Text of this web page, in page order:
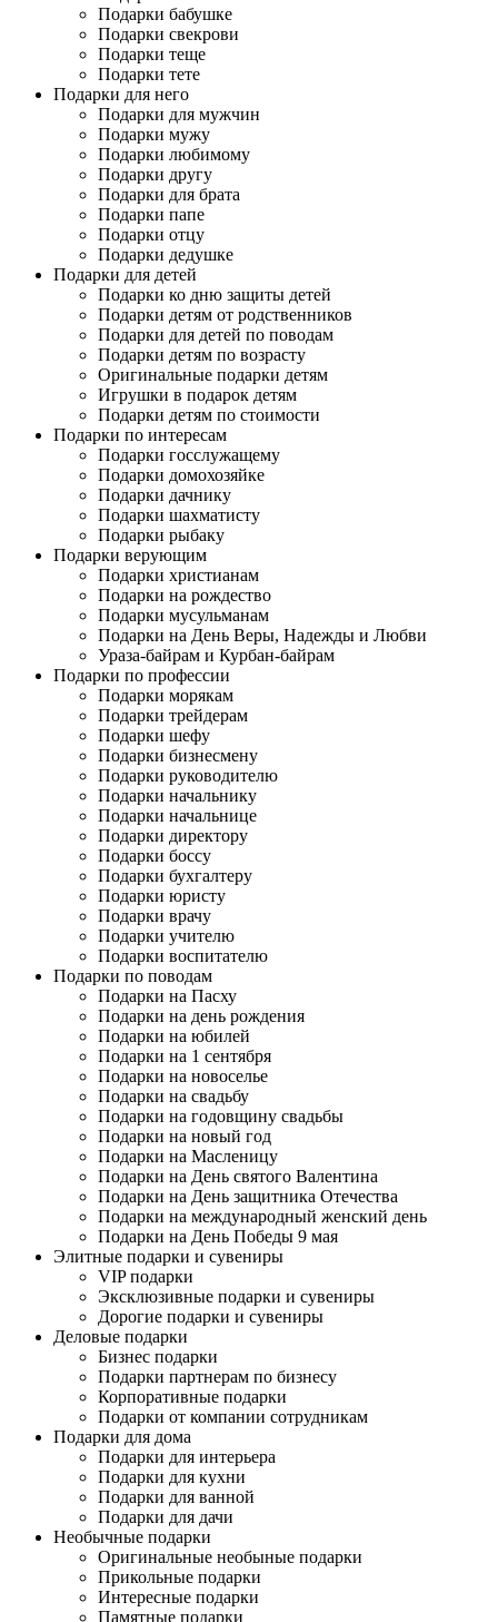
Подарки бабушке
Подарки свекрови
Подарки теще
Подарки тете
Подарки для него
Подарки для мужчин
Подарки мужу
Подарки любимому
Подарки другу
Подарки для брата
Подарки папе
Подарки отцу
Подарки дедушке
Подарки для детей
Подарки ко дню защиты детей
Подарки детям от родственников
Подарки для детей по поводам
Подарки детям по возрасту
Оригинальные подарки детям
Игрушки в подарок детям
Подарки детям по стоимости
Подарки по интересам
Подарки госслужащему
Подарки домохозяйке
Подарки дачнику
Подарки шахматисту
Подарки рыбаку
Подарки верующим
Подарки христианам
Подарки на рождество
Подарки мусульманам
Подарки на День Веры, Надежды и Любви
Ураза-байрам и Курбан-байрам
Подарки по профессии
Подарки морякам
Подарки трейдерам
Подарки шефу
Подарки бизнесмену
Подарки руководителю
Подарки начальнику
Подарки начальнице
Подарки директору
Подарки боссу
Подарки бухгалтеру
Подарки юристу
Подарки врачу
Подарки учителю
Подарки воспитателю
Подарки по поводам
Подарки на Пасху
Подарки на день рождения
Подарки на юбилей
Подарки на 1 сентября
Подарки на новоселье
Подарки на свадьбу
Подарки на годовщину свадьбы
Подарки на новый год
Подарки на Масленицу
Подарки на День святого Валентина
Подарки на День защитника Отечества
Подарки на международный женский день
Подарки на День Победы 9 мая
Элитные подарки и сувениры
VIP подарки
Эксклюзивные подарки и сувениры
Дорогие подарки и сувениры
Деловые подарки
Бизнес подарки
Подарки партнерам по бизнесу
Корпоративные подарки
Подарки от компании сотрудникам
Подарки для дома
Подарки для интерьера
Подарки для кухни
Подарки для ванной
Подарки для дачи
Необычные подарки
Оригинальные необыные подарки
Прикольные подарки
Интересные подарки
Памятные подарки